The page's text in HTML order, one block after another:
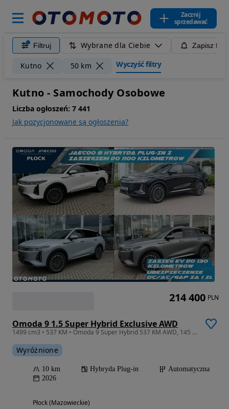
Zacznij
sprzedawać
Filtruj Wybrane dla Ciebie Zapisz
Kutno 50 km Wyczyść filtry
Kutno - Samochody Osobowe
Liczba ogłoszeń: 7 441
Jak pozycjonowane są ogłoszenia?
Omoda 9 1.5 Super Hybrid Exclusive AWD
1499 cm3 • 537 KM • Omoda 9 Super Hybrid 537 KM AWD, 145 KM Zasięgu
Wyróżnione
10 km Hybryda Plug-in
Automatyczna
2026
Płock (Mazowieckie)
214 400 PLN